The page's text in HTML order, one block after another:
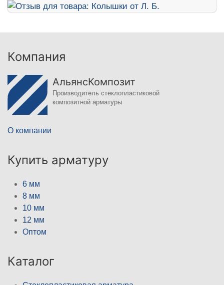
Компания
АльянсКомпозит
Производитель стеклопластиковой
композитной арматуры
О компании
Купить арматуру
6 мм
8 мм
10 мм
12 мм
Оптом
Каталог